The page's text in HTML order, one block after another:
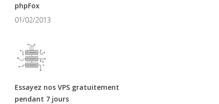
phpFox
01/02/2013
Essayez nos VPS gratuitement
pendant 7 jours